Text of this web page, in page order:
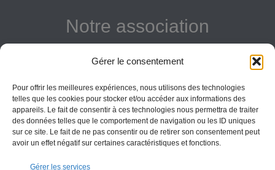
Gérer le consentement
Pour offrir les meilleures expériences, nous utilisons des technologies
telles que les cookies pour stocker et/ou accéder aux informations des
appareils. Le fait de consentir à ces technologies nous permettra de traiter
des données telles que le comportement de navigation ou les ID uniques
sur ce site. Le fait de ne pas consentir ou de retirer son consentement peut
avoir un effet négatif sur certaines caractéristiques et fonctions.
Gérer les services
Notre association
Donner
Vos obligations
informations données sur ce site le sont à titre indicatif et la